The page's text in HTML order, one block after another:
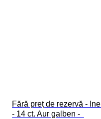
Fără preț de rezervă - Inel
- 14 ct. Aur galben -